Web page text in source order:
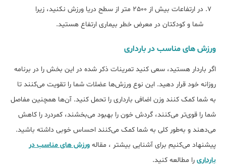
در ارتفاعات بیش از 2500 متر از سطح دریا ورزش نکنید، زیرا
شما و کودکتان در معرض خطر بیماری ارتفاع هستید.
ورزش های مناسب در بارداری
اگر باردار هستید، سعی کنید تمرینات ذکر شده در این بخش را در برنامه
روزانه خود قرار دهید. این نوع ورزش‌ها عضلات شما را تقویت می‌کنند تا
به شما کمک کنند وزن اضافی بارداری را تحمل کنید. آن‌ها همچنین مفاصل
شما را قوی‌تر می‌کنند، گردش خون را بهبود می‌بخشند، کمردرد را کاهش
می‌دهند و به‌طور کلی به شما کمک می‌کنند احساس خوبی داشته باشید.
پیشنهاد می‌کنیم برای آشنایی بیشتر ، مقاله ورزش های مناسب در
بارداری را مطالعه کنید.